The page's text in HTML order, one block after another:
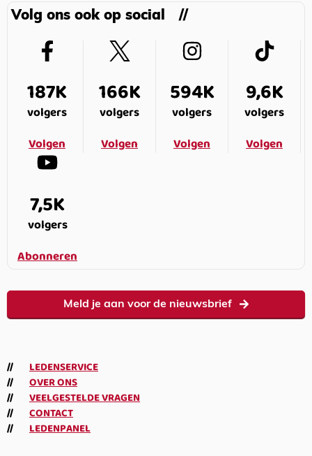
Volg ons ook op social
187K
volgers
Volgen
166K
volgers
Volgen
594K
volgers
Volgen
9,6K
volgers
Volgen
7,5K
volgers
Abonneren
Meld je aan voor de nieuwsbrief
LEDENSERVICE
OVER ONS
VEELGESTELDE VRAGEN
CONTACT
LEDENPANEL